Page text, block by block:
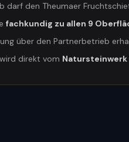
darf den Theumaer
fachkundig zu allen 9
über den Partnerbetrieb
direkt vom Natursteinwerk